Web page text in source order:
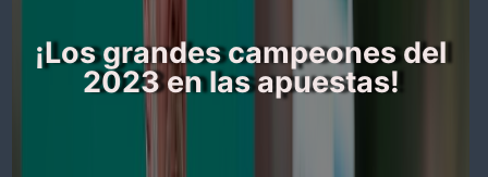
¡Los grandes campeones del
2023 en las apuestas!